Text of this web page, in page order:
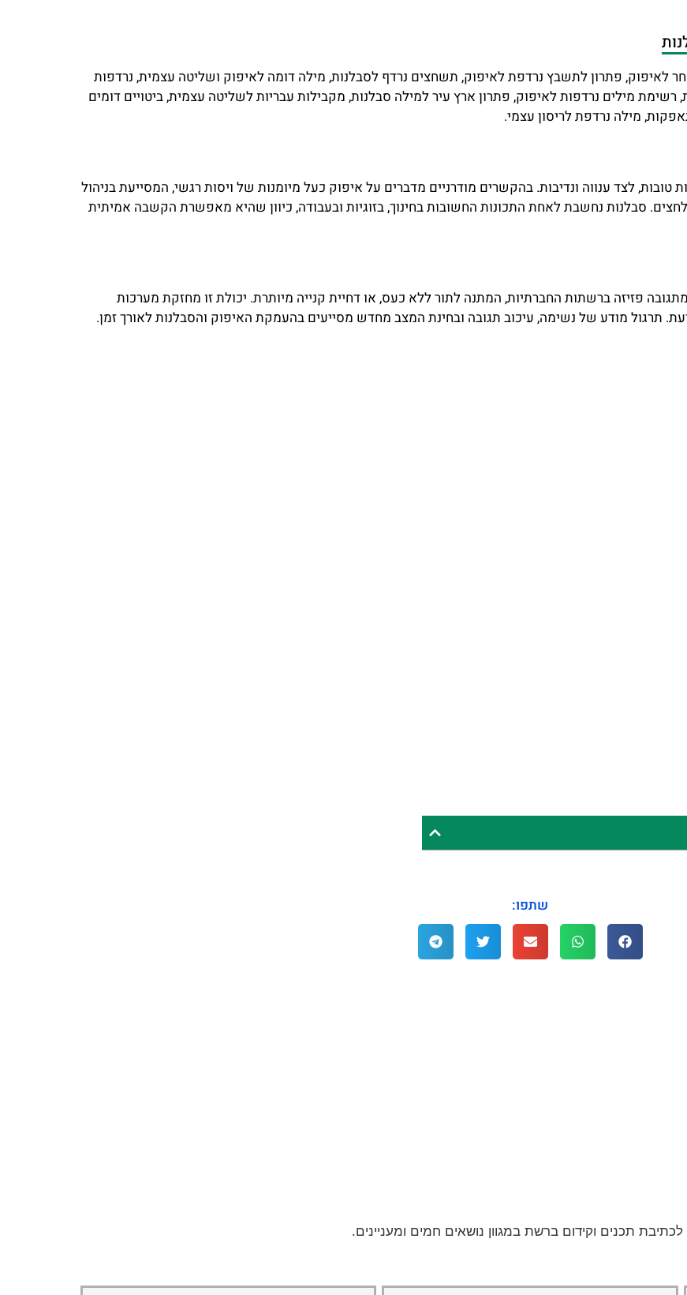
לאיפוק, פתרון לתשבץ נרדפת לאיפוק, תשחצים נרדף לסבלנות, מילה דומה לאיפוק ושליטה עצמית, נרדפות
מילים נרדפות לאיפוק, פתרון ארץ עיר למילה סבלנות, מקבילות עבריות לשליטה עצמית, ביטויים דומים
מילה נרדפת לריסון עצמי.
לצד ענווה ונדיבות. בהקשרים מודרניים מדברים על איפוק כעל מיומנות של ויסות רגשי, המסייעת בניהול
סבלנות נחשבת לאחת התכונות החשובות בחינוך, בזוגיות ובעבודה, כיוון שהיא מאפשרת הקשבה אמיתית
מתגובה פזיזה ברשתות החברתיות, המתנה לתור ללא כעס, או דחיית קנייה מיותרת. יכולת זו מחזקת מערכות
תרגול מודע של נשימה, עיכוב תגובה ובחינת המצב מחדש מסייעים בהעמקת האיפוק והסבלנות לאורך זמן.
שתפו: